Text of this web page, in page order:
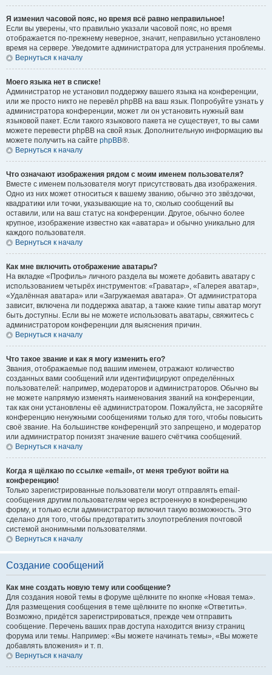
Я изменил часовой пояс, но время всё равно неправильное!
Если вы уверены, что правильно указали часовой пояс, но время
отображается по-прежнему неверное, значит, неправильно установлено
время на сервере. Уведомите администратора для устранения проблемы.
Вернуться к началу
Моего языка нет в списке!
Администратор не установил поддержку вашего языка на конференции,
или же просто никто не перевёл phpBB на ваш язык. Попробуйте узнать у
администратора конференции, может ли он установить нужный вам
языковой пакет. Если такого языкового пакета не существует, то вы сами
можете перевести phpBB на свой язык. Дополнительную информацию вы
можете получить на сайте phpBB®.
Вернуться к началу
Что означают изображения рядом с моим именем пользователя?
Вместе с именем пользователя могут присутствовать два изображения.
Одно из них может относиться к вашему званию, обычно это звёздочки,
квадратики или точки, указывающие на то, сколько сообщений вы
оставили, или на ваш статус на конференции. Другое, обычно более
крупное, изображение известно как «аватара» и обычно уникально для
каждого пользователя.
Вернуться к началу
Как мне включить отображение аватары?
На вкладке «Профиль» личного раздела вы можете добавить аватару с
использованием четырёх инструментов: «Граватар», «Галерея аватар»,
«Удалённая аватара» или «Загружаемая аватара». От администратора
зависит, включена ли поддержка аватар, а также какие типы аватар могут
быть доступны. Если вы не можете использовать аватары, свяжитесь с
администратором конференции для выяснения причин.
Вернуться к началу
Что такое звание и как я могу изменить его?
Звания, отображаемые под вашим именем, отражают количество
созданных вами сообщений или идентифицируют определённых
пользователей: например, модераторов и администраторов. Обычно вы
не можете напрямую изменять наименования званий на конференции,
так как они установлены её администратором. Пожалуйста, не засоряйте
конференцию ненужными сообщениями только для того, чтобы повысить
своё звание. На большинстве конференций это запрещено, и модератор
или администратор понизят значение вашего счётчика сообщений.
Вернуться к началу
Когда я щёлкаю по ссылке «email», от меня требуют войти на
конференцию!
Только зарегистрированные пользователи могут отправлять email-
сообщения другим пользователям через встроенную в конференцию
форму, и только если администратор включил такую возможность. Это
сделано для того, чтобы предотвратить злоупотребления почтовой
системой анонимными пользователями.
Вернуться к началу
Создание сообщений
Как мне создать новую тему или сообщение?
Для создания новой темы в форуме щёлкните по кнопке «Новая тема».
Для размещения сообщения в теме щёлкните по кнопке «Ответить».
Возможно, придётся зарегистрироваться, прежде чем отправить
сообщение. Перечень ваших прав доступа находится внизу страниц
форума или темы. Например: «Вы можете начинать темы», «Вы можете
добавлять вложения» и т. п.
Вернуться к началу